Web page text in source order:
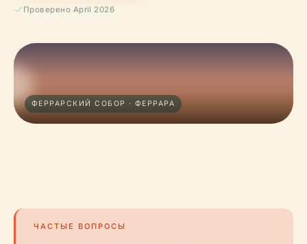
Проверено April 2026
ФЕРРАРСКИЙ СОБОР · ФЕРРАРА
ЧАСТЫЕ ВОПРОСЫ